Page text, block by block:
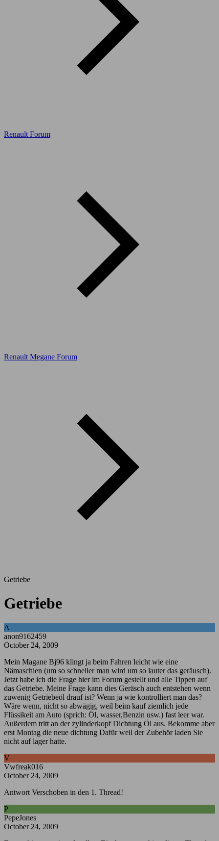
Renault Forum
Renault Megane Forum
Getriebe
Getriebe
A
anon9162459
October 24, 2009
Mein Magane Bj96 klingt ja beim Fahren leicht wie eine
Nämaschien (um so schneller man wird um so lauter das geräusch).
Jetzt habe ich die Frage hier im Forum gestellt und alle Tippen auf
das Getriebe. Meine Frage kann dies Geräsch auch entstehen wenn
zuwenig Getriebeöl drauf ist? Wenn ja wie kontrolliert man das?
Wäre wenn, nicht so abwägig, weil beim kauf ziemlich jede
Flüssikeit am Auto (sprich: Öl, wasser,Benzin usw.) fast leer war.
Außerdem tritt an der zylinderkopf Dichtung Öl aus. Bekomme aber
erst Montag die neue dichtung Dafür weil der Zubehör laden Sie
nicht auf lager hatte.
V
Vwfreak016
October 24, 2009
Antwort Verschoben in den 1. Thread!
P
PepeJones
October 24, 2009